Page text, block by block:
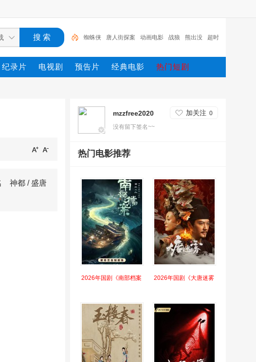
蜘蛛侠 唐人街探案 动画电影 战狼 熊出没 超时
空 哥斯拉 重生 冰雪奇缘2 斗罗大陆
纪录片 电视剧 预告片 经典电影 热门短剧
神都 / 盛唐
mzzfree2020 加关注 0
没有留下签名~~
热门电影推荐
2026年国剧《南部档案 2026年国剧《大唐迷雾